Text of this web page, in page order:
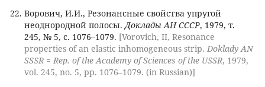
Ворович, И.И., Резонансные свойства упругой
неоднородной полосы.Доклады АН СССР, 1979, т.
245, № 5, с. 1076–1079. [Vorovich, II, Resonance
properties of an elastic inhomogeneous strip. Doklady AN
SSSR = Rep. of the Academy of Sciences of the USSR, 1979,
vol. 245, no. 5, pp. 1076–1079. (in Russian)]